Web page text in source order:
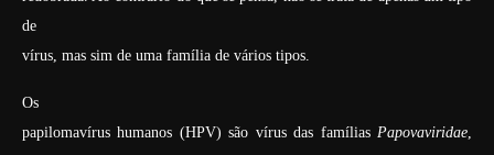
de
vírus, mas sim de uma família de vários tipos.
Os
papilomavírus humanos (HPV) são vírus das famílias Papovaviridae,